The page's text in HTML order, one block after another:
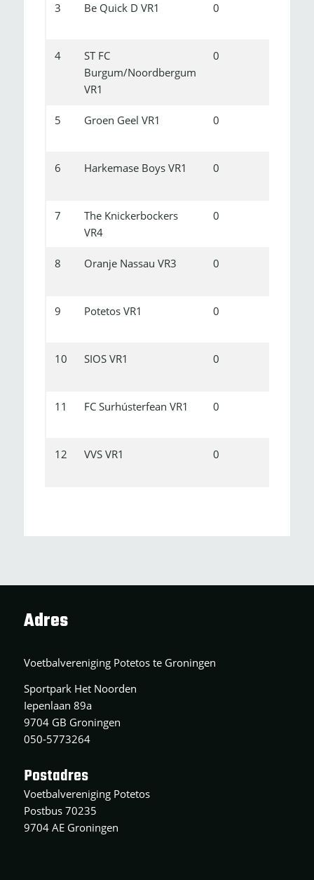
3 Be Quick D VR1 0
4
ST FC
Burgum/Noordbergum
VR1
0
5 Groen Geel VR1 0
6 Harkemase Boys VR1 0
7
The Knickerbockers
VR4
0
8 Oranje Nassau VR3 0
9 Potetos VR1 0
10 SIOS VR1 0
11 FC Surhústerfean VR1 0
12 VVS VR1 0
Adres
Voetbalvereniging Potetos te Groningen
Sportpark Het Noorden
Iepenlaan 89a
9704 GB Groningen
050-5773264
Postadres
Voetbalvereniging Potetos
Postbus 70235
9704 AE Groningen